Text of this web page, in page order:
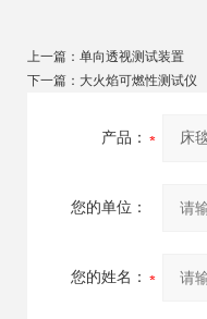
上一篇： 单向透视测试装置
下一篇： 大火焰可燃性测试仪
产品：
您的单位：
您的姓名：